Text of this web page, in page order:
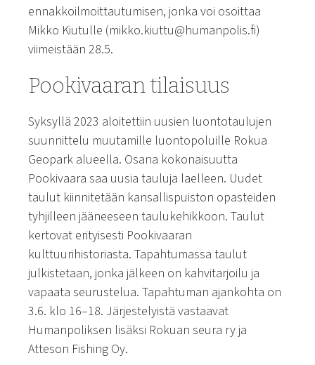
ennakkoilmoittautumisen, jonka voi osoittaa
Mikko Kiutulle (mikko.kiuttu@humanpolis.fi)
viimeistään 28.5.
Pookivaaran tilaisuus
Syksyllä 2023 aloitettiin uusien luontotaulujen
suunnittelu muutamille luontopoluille Rokua
Geopark alueella. Osana kokonaisuutta
Pookivaara saa uusia tauluja laelleen. Uudet
taulut kiinnitetään kansallispuiston opasteiden
tyhjilleen jääneeseen taulukehikkoon. Taulut
kertovat erityisesti Pookivaaran
kulttuurihistoriasta. Tapahtumassa taulut
julkistetaan, jonka jälkeen on kahvitarjoilu ja
vapaata seurustelua. Tapahtuman ajankohta on
3.6. klo 16–18. Järjestelyistä vastaavat
Humanpoliksen lisäksi Rokuan seura ry ja
Atteson Fishing Oy.